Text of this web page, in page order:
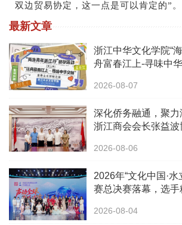
双边贸易协定，这一点是可以肯定的”
最新文章
浙江中华文化学院“
舟富春江上-寻味中
2026-08-07
深化侨务融通，聚
浙江商会会长张益
2026-08-06
2026年“文化中国·
赛总决赛落幕，选
2026-08-04